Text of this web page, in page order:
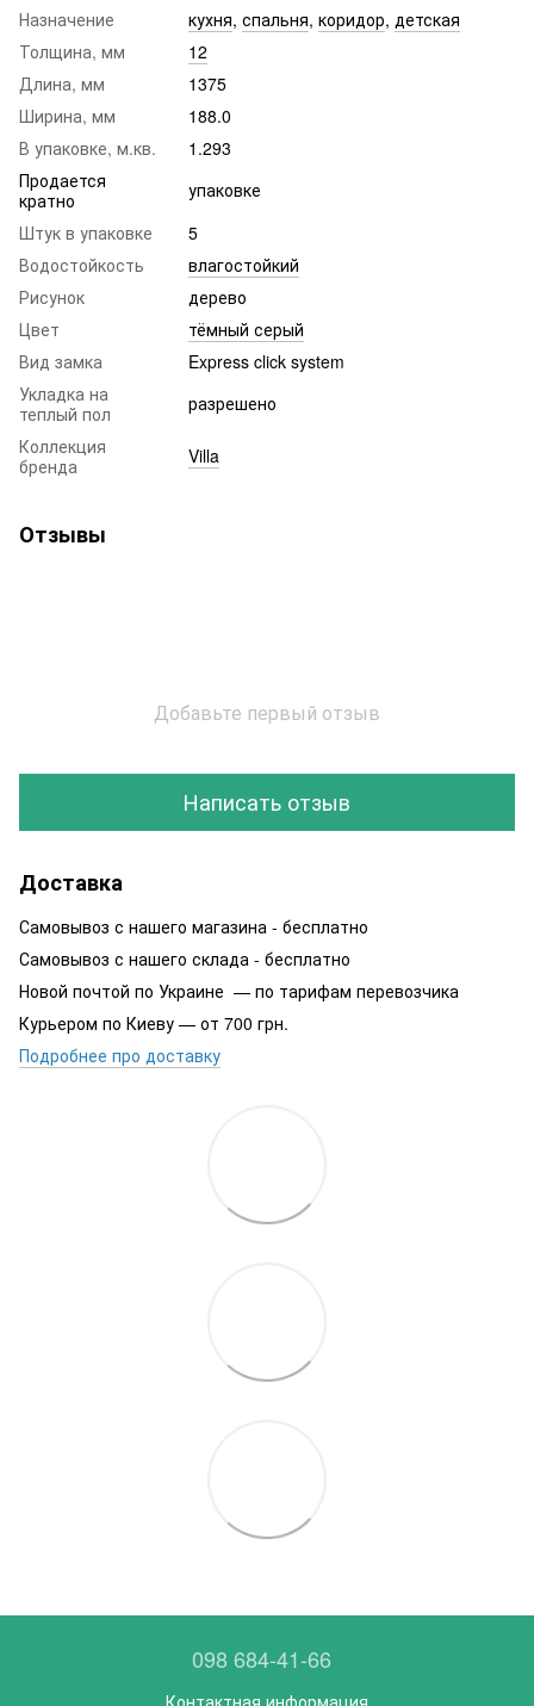
Назначение
кухня, спальня, коридор, детская
Толщина, мм
12
Длина, мм
1375
Ширина, мм
188.0
В упаковке, м.кв.
1.293
Продается
кратно
упаковке
Штук в упаковке
5
Водостойкость
влагостойкий
Рисунок
дерево
Цвет
тёмный серый
Вид замка
Express click system
Укладка на
теплый пол
разрешено
Коллекция
бренда
Villa
Отзывы
Добавьте первый отзыв
Написать отзыв
Доставка
Самовывоз с нашего магазина - бесплатно
Самовывоз с нашего склада - бесплатно
Новой почтой по Украине — по тарифам перевозчика
Курьером по Киеву — от 700 грн.
Подробнее про доставку
098 684-41-66
Контактная информация